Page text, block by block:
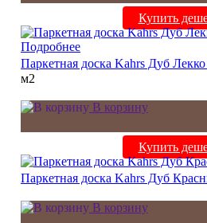
Купить
Подробнее
Паркетная доска Kahrs Дуб
м2
В корзину
Купить
Паркетная доска Kahrs Дуб
В корзину